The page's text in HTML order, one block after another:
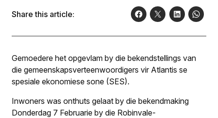
Share this article:
Gemoedere het opgevlam by die bekendstellings van
die gemeen­skaps­verteenwoordigers vir Atlantis se
spesiale ekonomiese sone (SES).
Inwoners was onthuts gelaat by die bekendmaking
Donderdag 7 Februarie by die Robinvale-